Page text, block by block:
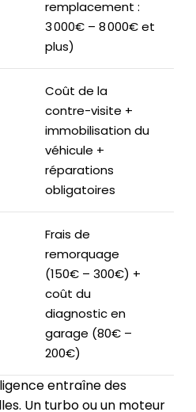
remplacement :
3 000€ – 8 000€ et
plus)
Coût de la
contre-visite +
immobilisation du
véhicule +
réparations
obligatoires
Frais de
remorquage
(150€ – 300€) +
coût du
diagnostic en
garage (80€ –
200€)
entraîne des
Un turbo ou un moteur